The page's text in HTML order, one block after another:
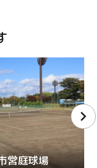
営庭球場